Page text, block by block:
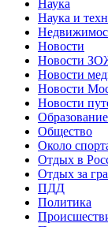
Наука
Наука и
Новости
Новости
Новости
Новости
Новости
Образование
Общество
Около
Отдых в
Отдых за
ПДД
Политика